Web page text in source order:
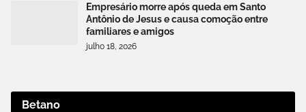
Empresário morre após queda em Santo
Antônio de Jesus e causa comoção entre
familiares e amigos
julho 18, 2026
Betano